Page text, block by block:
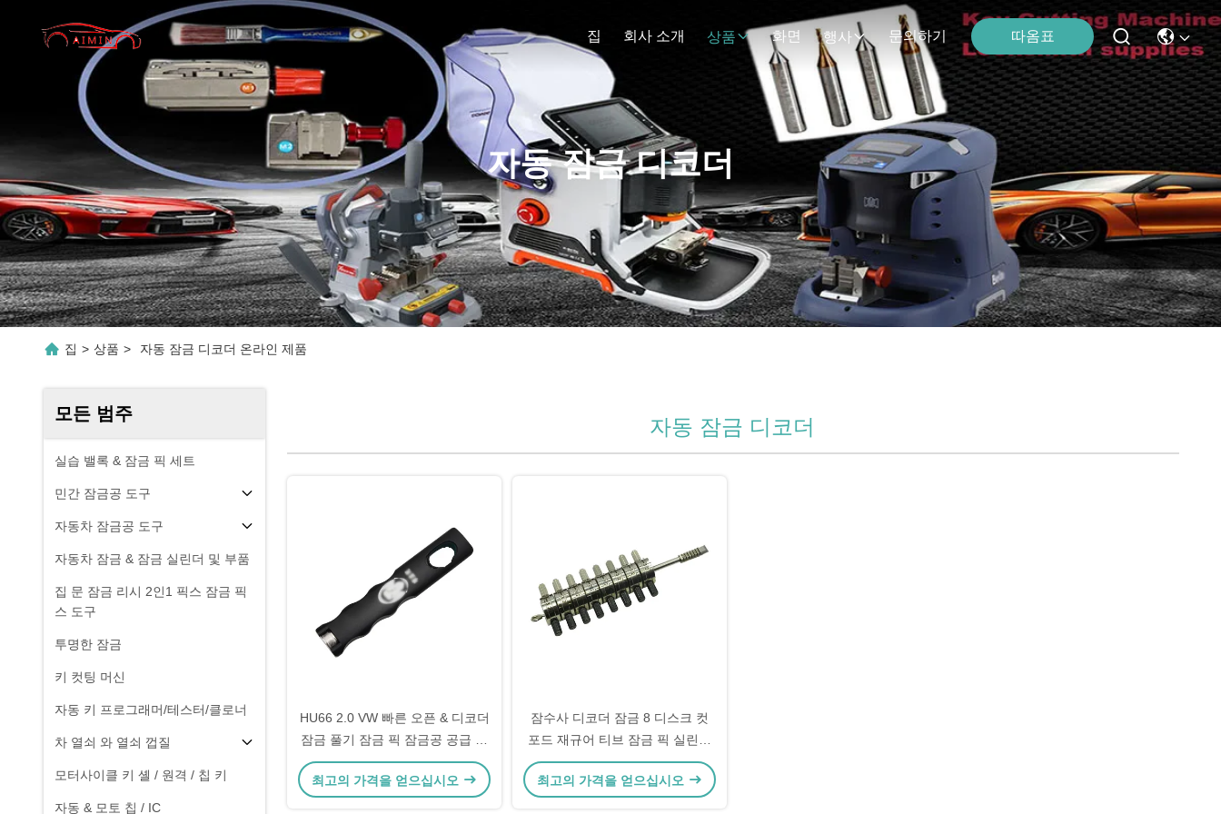
집 회사 소개 상품 화면 행사 문의하기 따옴표
자동 잠금 디코더
집 > 상품 > 자동 잠금 디코더 온라인 제품
모든 범주
실습 밸록 & 잠금 픽 세트
민간 잠금공 도구
자동차 잠금공 도구
자동차 잠금 & 잠금 실린더 및 부품
집 문 잠금 리시 2인1 픽스 잠금 픽
스 도구
투명한 잠금
키 컷팅 머신
자동 키 프로그래머/테스터/클로너
차 열쇠 와 열쇠 껍질
모터사이클 키 셸 / 원격 / 칩 키
자동 & 모토 칩 / IC
자동 잠금 디코더
HU66 2.0 VW 빠른 오픈 & 디코더
잠금 풀기 잠금 픽 잠금공 공급 하
드웨어 도구
최고의 가격을 얻으십시오
잠수사 디코더 잠금 8 디스크 컷
포드 재규어 티브 잠금 픽 실린더
자동차 리더
최고의 가격을 얻으십시오